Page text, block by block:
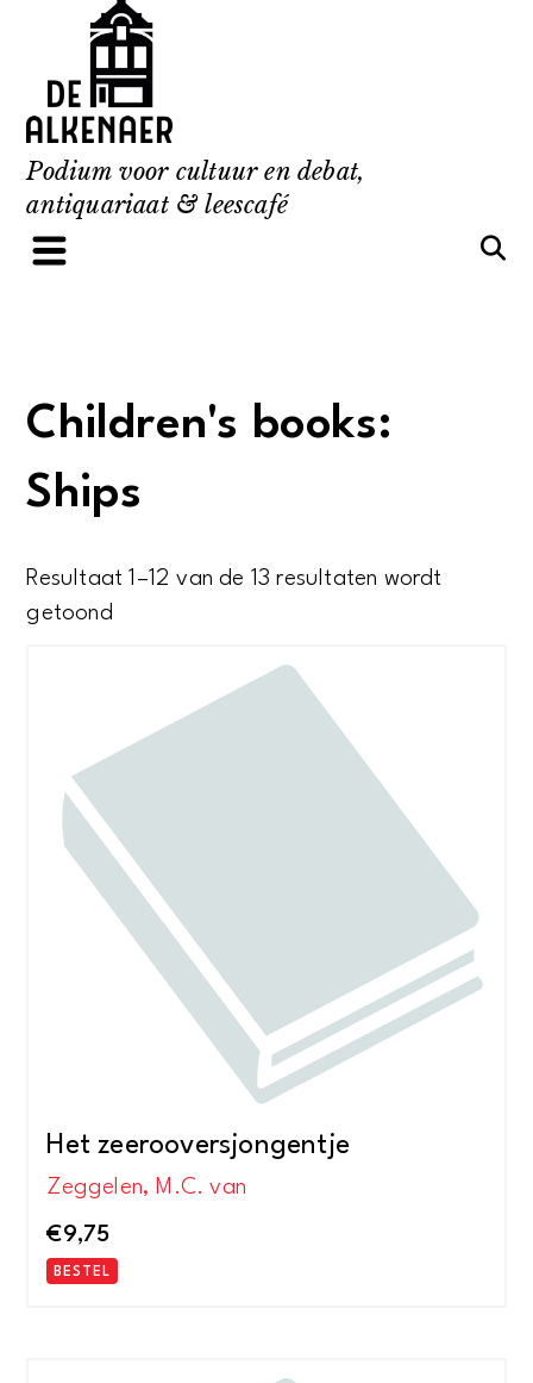
content
Podium voor cultuur en debat,
antiquariaat & leescafé
Children's books:
Ships
Resultaat 1–12 van de 13 resultaten wordt
getoond
Het zeerooversjongentje
Zeggelen, M.C. van
€9,75
BESTEL